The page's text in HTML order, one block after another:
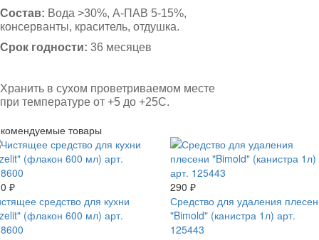
Состав: Вода >30%, А-ПАВ 5-15%,
консерванты, краситель, отдушка.
Срок годности: 36 месяцев
Хранить в сухом проветриваемом месте
при температуре от +5 до +25С.
товары
₽
средство для кухни
(флакон 600 мл) арт.
290 ₽
Средство для удаления
"Bimold" (канистра 1л) арт.
125443